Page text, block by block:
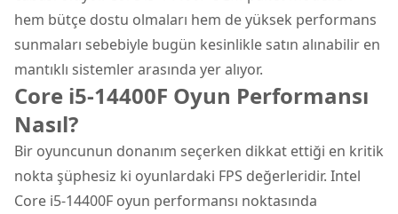
hem bütçe dostu olmaları hem de yüksek performans
sunmaları sebebiyle bugün kesinlikle satın alınabilir en
mantıklı sistemler arasında yer alıyor.
Core i5-14400F Oyun Performansı
Nasıl?
Bir oyuncunun donanım seçerken dikkat ettiği en kritik
nokta şüphesiz ki oyunlardaki FPS değerleridir. Intel
Core i5-14400F oyun performansı noktasında